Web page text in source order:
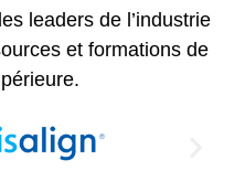
leaders de l’industrie
et formations de